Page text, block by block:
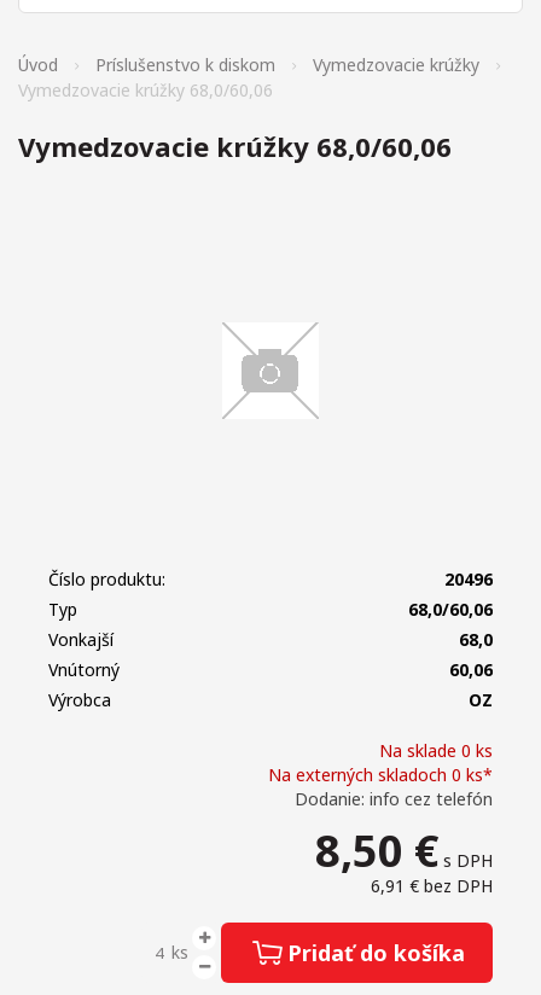
Úvod Príslušenstvo k diskom
Vymedzovacie krúžky
Vymedzovacie krúžky 68,0/60,06
Vymedzovacie krúžky 68,0/60,06
Na sklade 0 ks
Na externých skladoch 0 ks*
Dodanie: info cez telefón
8,50 € s DPH
6,91 € bez DPH
ks Pridať do košíka
Číslo produktu:
20496
Typ
68,0/60,06
Vonkajší
68,0
Vnútorný
60,06
Výrobca
OZ